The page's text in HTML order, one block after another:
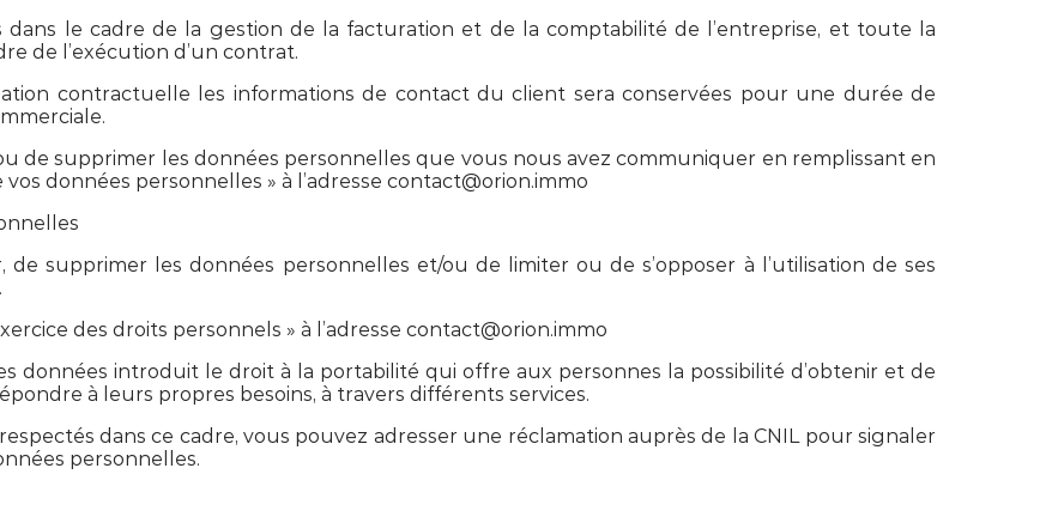
dans le cadre de la gestion de la facturation et de la comptabilité de l’entreprise, et toute la
de l’exécution d’un contrat.
contractuelle les informations de contact du client sera conservées pour une durée de
de supprimer les données personnelles que vous nous avez communiquer en remplissant en
données personnelles » à l’adresse contact@orion.immo
supprimer les données personnelles et/ou de limiter ou de s’opposer à l’utilisation de ses
des droits personnels » à l’adresse contact@orion.immo
données introduit le droit à la portabilité qui offre aux personnes la possibilité d’obtenir et de
à leurs propres besoins, à travers différents services.
dans ce cadre, vous pouvez adresser une réclamation auprès de la CNIL pour signaler
personnelles.